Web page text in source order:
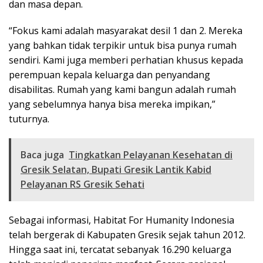
dan masa depan.
“Fokus kami adalah masyarakat desil 1 dan 2. Mereka
yang bahkan tidak terpikir untuk bisa punya rumah
sendiri. Kami juga memberi perhatian khusus kepada
perempuan kepala keluarga dan penyandang
disabilitas. Rumah yang kami bangun adalah rumah
yang sebelumnya hanya bisa mereka impikan,”
tuturnya.
Baca juga Tingkatkan Pelayanan Kesehatan di
Gresik Selatan, Bupati Gresik Lantik Kabid
Pelayanan RS Gresik Sehati
Sebagai informasi, Habitat For Humanity Indonesia
telah bergerak di Kabupaten Gresik sejak tahun 2012.
Hingga saat ini, tercatat sebanyak 16.290 keluarga